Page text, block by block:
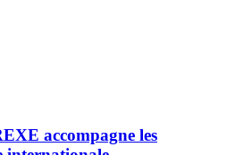
accompagne les